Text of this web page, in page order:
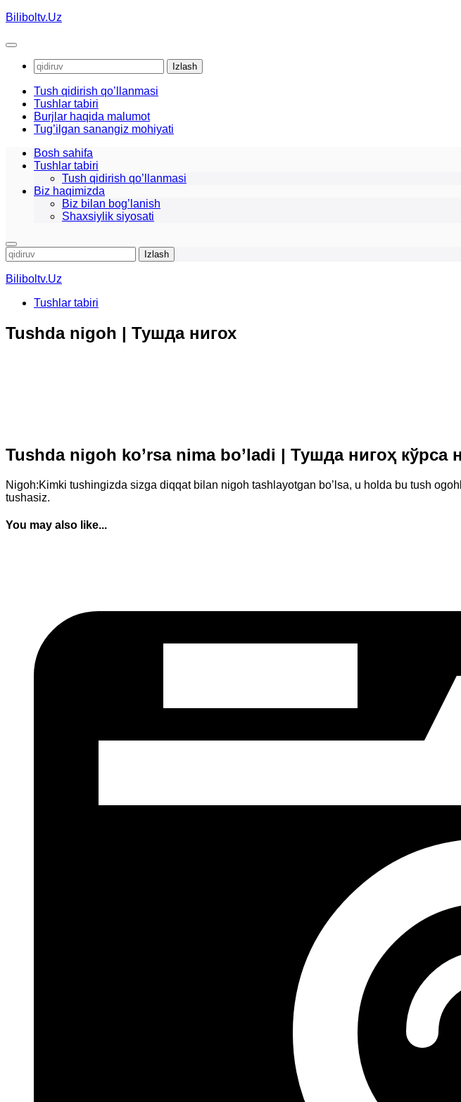
Skip
content
Biliboltv.Uz
Qidirshish:
Tush qidirish qo’llanmasi
Tushlar tabiri
Burjlar haqida malumot
Tug’ilgan sanangiz mohiyati
Bosh sahifa
Tushlar tabiri
Tush qidirish qo’llanmasi
Biz haqimizda
Biz bilan bog’lanish
Shaxsiylik siyosati
Qidirshish:
Biliboltv.Uz
Tushlar tabiri
Tushda nigoh | Тушда нигох
Tushda nigoh ko’rsa nima bo’ladi | Тушда нигоҳ кўрса
Nigoh:Kimki tushingizda sizga diqqat bilan nigoh tashlayotgan bo’lsa, u holda bu tush
tushasiz.
You may also like...